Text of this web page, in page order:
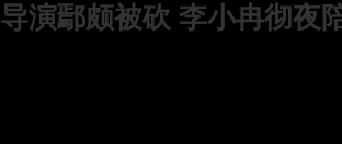
导演鄢颇被砍 李小冉彻夜